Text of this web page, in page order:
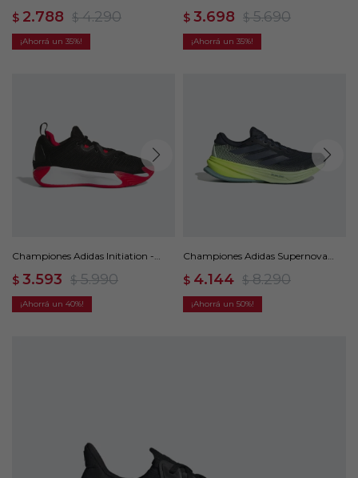
$ 2.788 $ 4.290
35
$ 3.698 $ 5.690
35
Championes Adidas Initiation -
$ 3.593 $ 5.990
40
Championes Adidas Supernova
$ 4.144 $ 8.290
50